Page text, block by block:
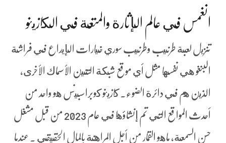
انغمس في عالم الإثارة والمتعة في الكازينو
تنزيل لعبة طرنيب وطرنيب سوري خيارات الإيداع في فراشة
البنغو هي نفسها مثل أي موقع شبكة التنين الأسماك الأخرى،
الذين هم في دائرة الضوء. كازينو كوبراسبينس هو واحد من
أحدث المواقع التي تم إنشاؤها في عام 2023 من قبل مشغل
حسن السمعة، ماهو القمار من أجل المراهنة بالمال الحقيقي . عندما